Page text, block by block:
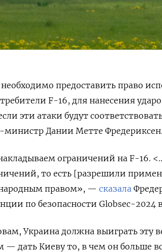
предоставить право
F-16, для нанесения
эти атаки будут
министр Дании Метте Фредериксен.
ограничений на F-16.
то есть [разрешили
правом», — сказала
по безопасности Globsec-2024
Украина должна выиграть эту
— дать Киеву то, в чем он больше